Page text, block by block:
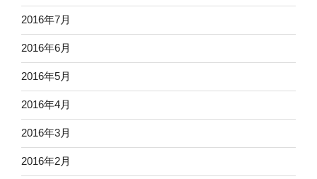
2016年7月
2016年6月
2016年5月
2016年4月
2016年3月
2016年2月